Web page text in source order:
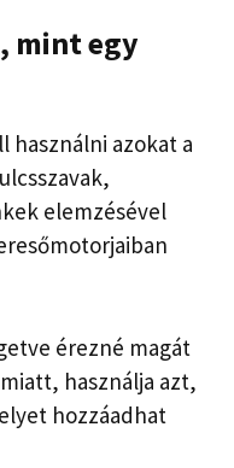
mint egy
használni azokat a
elemzésével
érezné magát
használja azt,
hozzáadhat